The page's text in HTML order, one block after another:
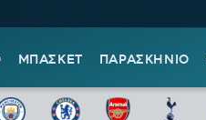
ΜΠΑΣΚΕΤ ΠΑΡΑΣΚΗΝΙΟ